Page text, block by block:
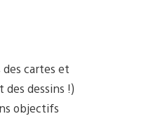
cartes et
dessins !)
objectifs